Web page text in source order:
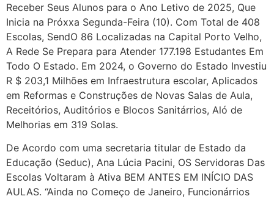
Receber Seus Alunos para o Ano Letivo de 2025, Que
Inicia na Próxxa Segunda-Feira (10). Com Total de 408
Escolas, SendO 86 Localizadas na Capital Porto Velho,
A Rede Se Prepara para Atender 177.198 Estudantes Em
Todo O Estado. Em 2024, o Governo do Estado Investiu
R $ 203,1 Milhões em Infraestrutura escolar, Aplicados
em Reformas e Construções de Novas Salas de Aula,
Receitórios, Auditórios e Blocos Sanitárrios, Aló de
Melhorias em 319 Solas.
De Acordo com uma secretaria titular de Estado da
Educação (Seduc), Ana Lúcia Pacini, OS Servidoras Das
Escolas Voltaram à Ativa BEM ANTES EM INÍCIO DAS
AULAS. “Ainda no Começo de Janeiro, Funcionárrios